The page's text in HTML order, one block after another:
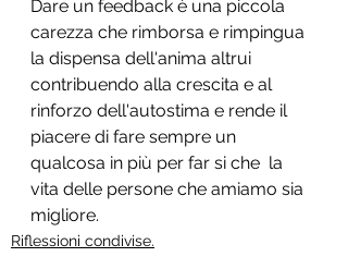
Dare un feedback è una piccola
carezza che rimborsa e rimpingua
la dispensa dell'anima altrui
contribuendo alla crescita e al
rinforzo dell'autostima e rende il
piacere di fare sempre un
qualcosa in più per far si che  la
vita delle persone che amiamo sia
migliore.
Riflessioni condivise.